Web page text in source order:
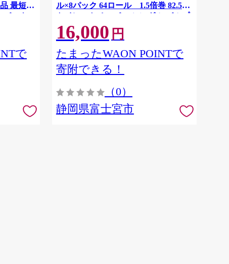
最短翌
ック
クレシ
で
ル×8パック 64ロール 1.5倍巻 82.5m
トイレットペーパー シングル パルプ
100％ 香りつき 日用品 消耗品 備蓄
16,000 円
たまったWAON POINTで
寄附できる！
（0）
静岡県富士宮市